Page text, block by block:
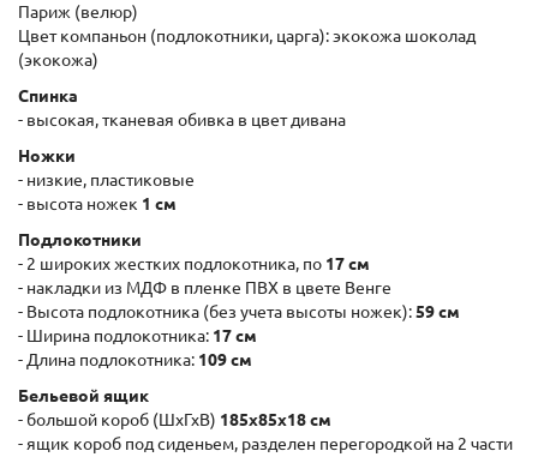
Париж (велюр)
Цвет компаньон (подлокотники, царга): экокожа шоколад
(экокожа)
Спинка
- высокая, тканевая обивка в цвет дивана
Ножки
- низкие, пластиковые
- высота ножек 1 см
Подлокотники
- 2 широких жестких подлокотника, по 17 см
- накладки из МДФ в пленке ПВХ в цвете Венге
- Высота подлокотника (без учета высоты ножек):59 см
- Ширина подлокотника: 17 см
- Длина подлокотника: 109 см
Бельевой ящик
- большой короб (ШxГхВ) 185х85х18 см
- ящик короб под сиденьем, разделен перегородкой на 2 части